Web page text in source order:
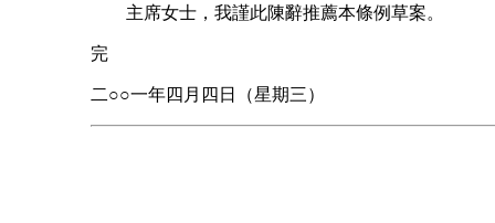
主席女士，我謹此陳辭推薦本條例草案。
完
二○○一年四月四日（星期三）